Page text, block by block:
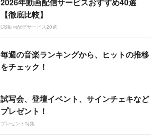
【徹底比較】
CS動画配信サービス20選
毎週の音楽ランキングから、ヒットの推移
をチェック！
試写会、登壇イベント、サインチェキなど
プレゼント！
プレゼント特集